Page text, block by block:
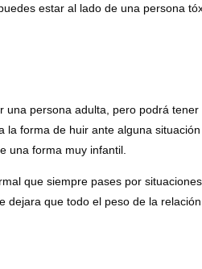
estar al lado de una persona
persona adulta, pero podrá
la forma de huir ante alguna
una forma muy infantil.
que siempre pases por
que todo el peso de la